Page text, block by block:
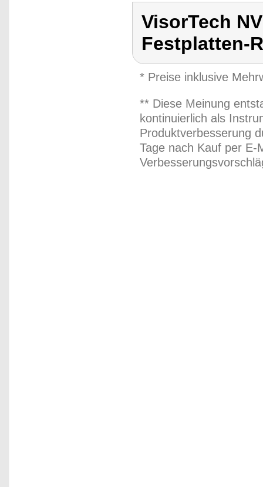
VisorTech
Festplatten-
* Preise inklusive
** Diese Meinung
kontinuierlich als
Produktverbesserung
Tage nach Kauf per E-